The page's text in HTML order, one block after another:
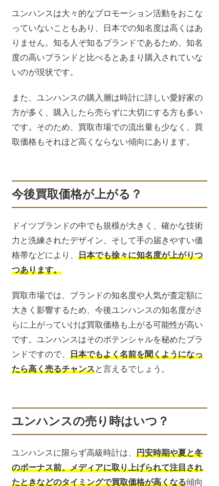
ユンハンスは大々的なプロモーション活動をおこな
っていないこともあり、日本での知名度は高くはあ
りません。知る人ぞ知るブランドであるため、知名
度の高いブランドと比べるとあまり購入されていな
いのが現状です。
また、ユンハンスの購入層は時計に詳しい愛好家の
方が多く、購入したら売らずに大切にする方も多い
です。そのため、買取市場での流出量も少なく、買
取価格もそれほど高くならない傾向にあります。
今後買取価格が上がる？
ドイツブランドの中でも規模が大きく、確かな技術
力と洗練されたデザイン、そして手の届きやすい価
格帯などにより、 日本でも徐々に知名度が上がりつ
つあります。
買取市場では、ブランドの知名度や人気が査定額に
大きく影響するため、今後ユンハンスの知名度がさ
らに上がっていけば買取価格も上がる可能性が高い
です。ユンハンスはそのポテンシャルを秘めたブラ
ンドですので、 日本でもよく名前を聞くようになっ
たら高く売るチャンスと言えるでしょう。
ユンハンスの売り時はいつ？
ユンハンスに限らず高級時計は、 円安時期や夏と冬
のボーナス前、メディアに取り上げられて注目され
たときなどのタイミングで買取価格が高くなる傾向